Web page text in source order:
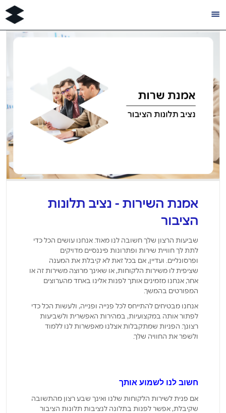
אמנת השירות - נציב תלונות
הציבור
שביעות הרצון שלך חשובה לנו מאוד. אנחנו עושים הכל כדי
לתת לך חוויית שירות ופתרונות פיננסיים מדויקים
ופרסונליים. ועדיין, אם בכל זאת לא קיבלת את המענה
שציפית לו משירות הלקוחות, או שאינך מרוצה משירות זה או
אחר, אנחנו מזמינים אותך לפנות אלינו באחד מהערוצים
המפורטים בהמשך.
אנחנו מבטיחים להתייחס לכל פנייה ופנייה, ולעשות הכל כדי
לפתור אותה במקצועיות, במהירות האפשרית ולשביעות
רצונך. הפניות שמתקבלות אצלנו מאפשרות לנו ללמוד
ולשפר את החוויה שלך.
חשוב לנו לשמוע אותך
אם פנית לשירות הלקוחות שלנו ואינך שבע רצון מהתשובה
שקיבלת, אפשר לפנות בתלונה לנציבות תלונות הציבור